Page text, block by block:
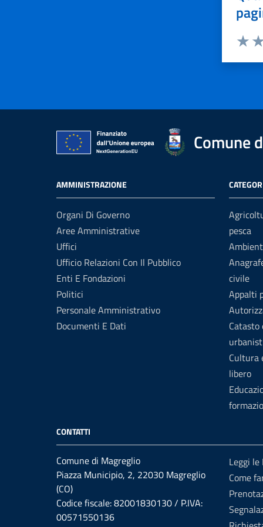
Comune
AMMINISTRAZIONE
Organi Di Governo
Aree Amministrative
Uffici
Ufficio Relazioni Con Il Pubblico
Enti E Fondazioni
Politici
Personale Amministrativo
Documenti E Dati
pesca
civile
Appalti
Catasto
Cultura
libero
CONTATTI
Comune di Magreglio
Piazza Municipio, 2, 22030 Magreglio
(CO)
Codice fiscale: 82001830130 / P.IVA:
00571550136
Leggi le
Come